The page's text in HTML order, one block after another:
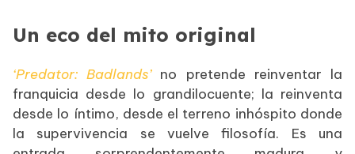
Un eco del mito original
‘Predator: Badlands’no pretende reinventar la
franquicia desde lo grandilocuente; la reinventa
desde lo íntimo, desde el terreno inhóspito donde
la supervivencia se vuelve filosofía. Es una